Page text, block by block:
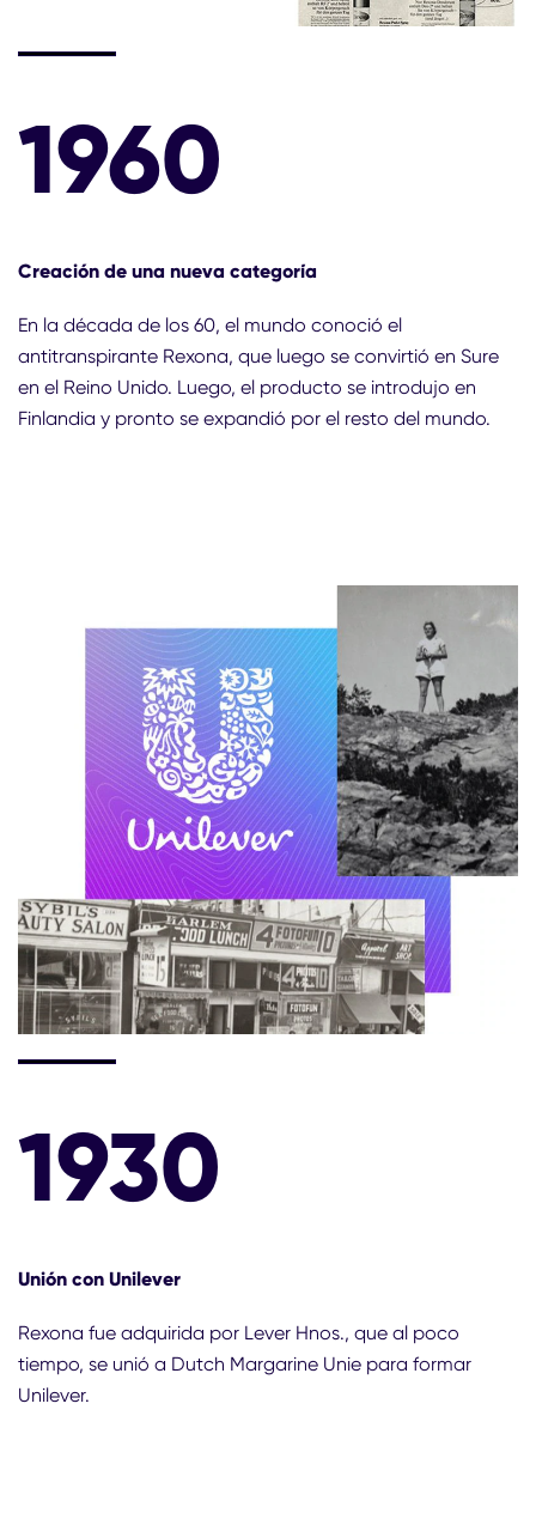
1960
Creación de una nueva categoría
En la década de los 60, el mundo conoció el
antitranspirante Rexona, que luego se convirtió en Sure
en el Reino Unido. Luego, el producto se introdujo en
Finlandia y pronto se expandió por el resto del mundo.
1930
Unión con Unilever
Rexona fue adquirida por Lever Hnos., que al poco
tiempo, se unió a Dutch Margarine Unie para formar
Unilever.